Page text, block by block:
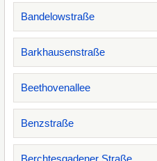
Bandelowstraße
Barkhausenstraße
Beethovenallee
Benzstraße
Berchtesgadener Straße